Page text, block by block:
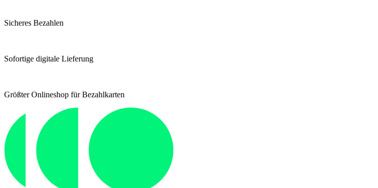
Sicheres Bezahlen
Sofortige digitale Lieferung
Größter Onlineshop für Bezahlkarten